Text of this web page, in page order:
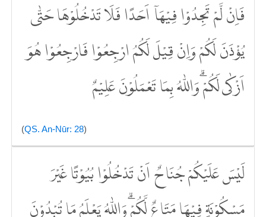
فَاِنْ لَّمْ تَجِدُوْا فِيْهَآ اَحَدًا فَلَا تَدْخُلُوْهَا حَتّٰى
يُؤْذَنَ لَكُمْ وَاِنْ قِيْلَ لَكُمُ ارْجِعُوْا فَارْجِعُوْا هُوَ
اَزْكٰى لَكُمْ ۗوَاللّٰهُ بِمَا تَعْمَلُوْنَ عَلِيْمٌ
(QS. An-Nūr: 28)
لَيْسَ عَلَيْكُمْ جُنَاحٌ اَنْ تَدْخُلُوْا بُيُوْتًا غَيْرَ
مَسْكُوْنَةٍ فِيْهَا مَتَاعٌ لَّكُمْۗ وَاللّٰهُ يَعْلَمُ مَا تُبْدُوْنَ